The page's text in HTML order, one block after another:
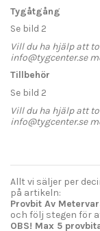
Tygåtgång
Se bild 2
Vill du ha hjälp att
info@tygcenter.se
Tillbehör
Se bild 2
Vill du ha hjälp att
info@tygcenter.se
Allt vi säljer per
på artikeln:
Provbit Av
och följ stegen för
OBS! Max 5